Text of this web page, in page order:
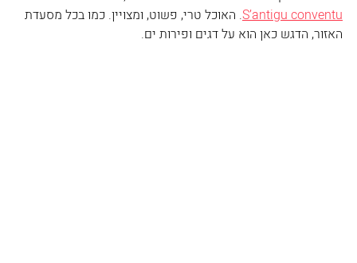
S’antigu conventu. האוכל טרי, פשוט, ומצויין. כמו בכל מסעדת
האזור, הדגש כאן הוא על דגים ופירות ים.